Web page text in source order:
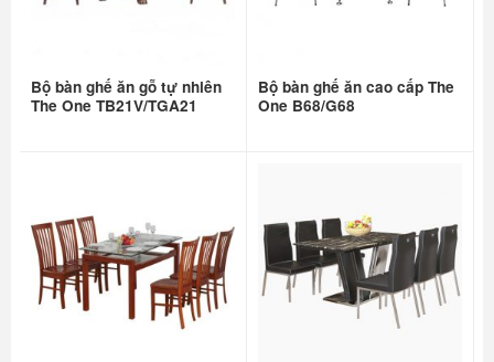
Bộ bàn ghế ăn gỗ tự nhiên
The One TB21V/TGA21
Bộ bàn ghế ăn cao cấp The
One B68/G68